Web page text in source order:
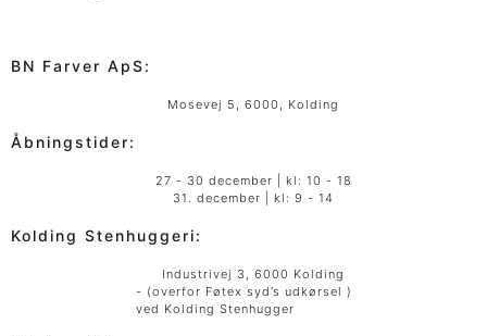
BN Farver ApS:
Mosevej 5, 6000, Kolding
Åbningstider:
27 - 30 december | kl: 10 - 18
31. december | kl: 9 - 14
Kolding Stenhuggeri:
Industrivej 3, 6000 Kolding
- (overfor Føtex syd’s udkørsel )
ved Kolding Stenhugger